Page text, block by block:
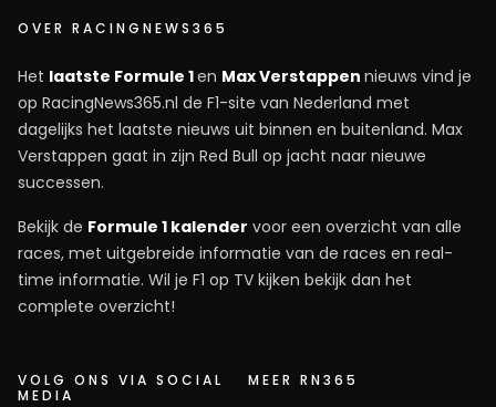
OVER RACINGNEWS365
Het laatste Formule 1en Max Verstappen nieuws vind je
op RacingNews365.nl de F1-site van Nederland met
dagelijks het laatste nieuws uit binnen en buitenland. Max
Verstappen gaat in zijn Red Bull op jacht naar nieuwe
successen.
Bekijk de Formule 1 kalender voor een overzicht van alle
races, met uitgebreide informatie van de races en real-
time informatie. Wil je F1 op TV kijken bekijk dan het
complete overzicht!
VOLG ONS VIA SOCIAL
MEDIA
MEER RN365